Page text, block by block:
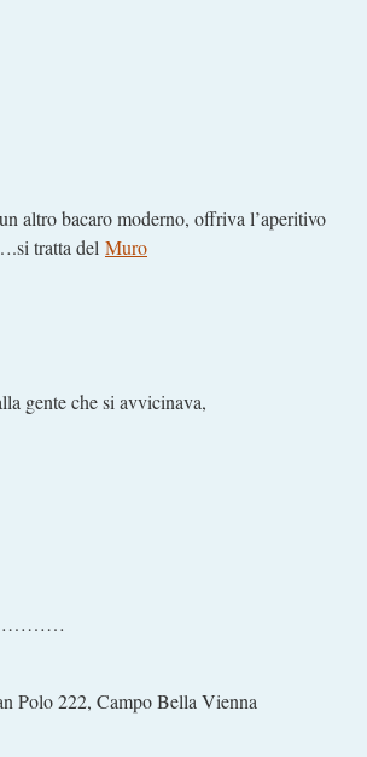
altro bacaro moderno, offriva l’aperitivo
tratta del Muro
gente che si avvicinava,
Polo 222, Campo Bella Vienna